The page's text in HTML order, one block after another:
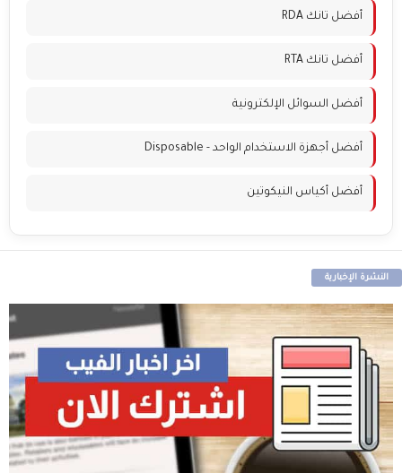
أفضل تانك RDA
أفضل تانك RTA
أفضل السوائل الإلكترونية
أفضل أجهزة الاستخدام الواحد - Disposable
أفضل أكياس النيكوتين
النشرة الإخبارية